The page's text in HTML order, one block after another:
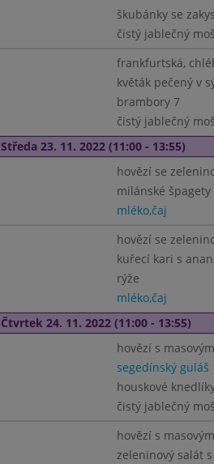
škubánky se
čistý jablečný
frankfurtská,
květák pečený v
brambory 7
čistý jablečný
Středa 23. 11. 2022 (11:00 - 13:55)
hovězí se
milánské
mléko,čaj
hovězí se
kuřecí kari s
rýže
mléko,čaj
Čtvrtek 24. 11. 2022 (11:00 - 13:55)
hovězí s
segedínský guláš
houskové
čistý jablečný
hovězí s
zeleninový salát